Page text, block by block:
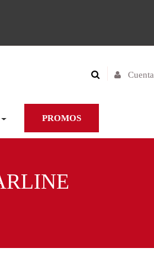
Cuenta
PROMOS